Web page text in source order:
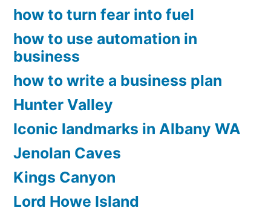
how to turn fear into fuel
how to use automation in
business
how to write a business plan
Hunter Valley
Iconic landmarks in Albany WA
Jenolan Caves
Kings Canyon
Lord Howe Island